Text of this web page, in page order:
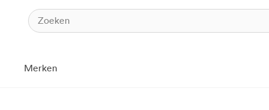
Merken